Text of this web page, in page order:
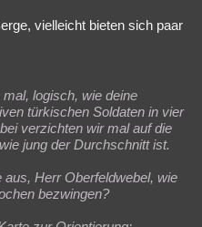
vielleicht bieten sich paar
logisch, wie deine
türkischen Soldaten in vier
verzichten wir mal auf die
jung der Durchschnitt ist.
Herr Oberfeldwebel, wie
bezwingen?